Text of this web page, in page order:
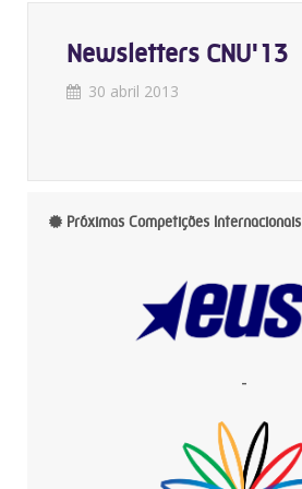
Newsletters CNU'13
30 abril 2013
Próximas Competições Internacionais
-